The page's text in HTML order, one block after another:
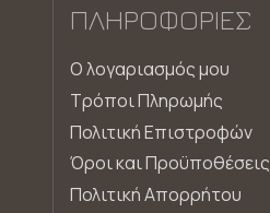
ΠΛΗΡΟΦΟΡΊΕΣ
Ο λογαριασμός μου
Τρόποι Πληρωμής
Πολιτική Επιστροφών
Όροι και Προϋποθέσεις
Πολιτική Απορρήτου